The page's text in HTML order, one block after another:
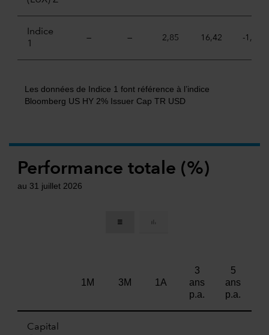
Indice
1
— — 2,85 16,42 -1,79
Les données de Indice 1 font référence à l’indice
Bloomberg US HY 2% Issuer Cap TR USD
Performance totale (%)
au 31 juillet 2026
1M 3M 1A
3
ans
p.a.
5
ans
p.a.
Capital